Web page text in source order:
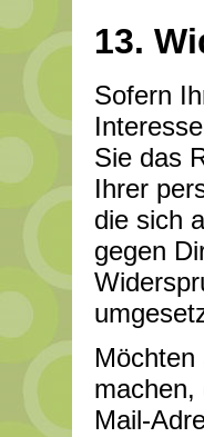
13.
Sofern
Sie das
Ihrer
die sich
gegen
machen,
Mail-